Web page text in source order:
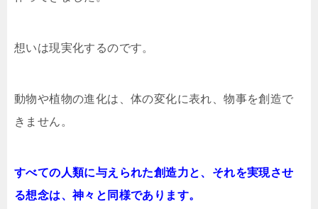
想いは現実化するのです。
動物や植物の進化は、体の変化に表れ、物事を創造で
きません。
すべての人類に与えられた創造力と、それを実現させ
る想念は、神々と同様であります。